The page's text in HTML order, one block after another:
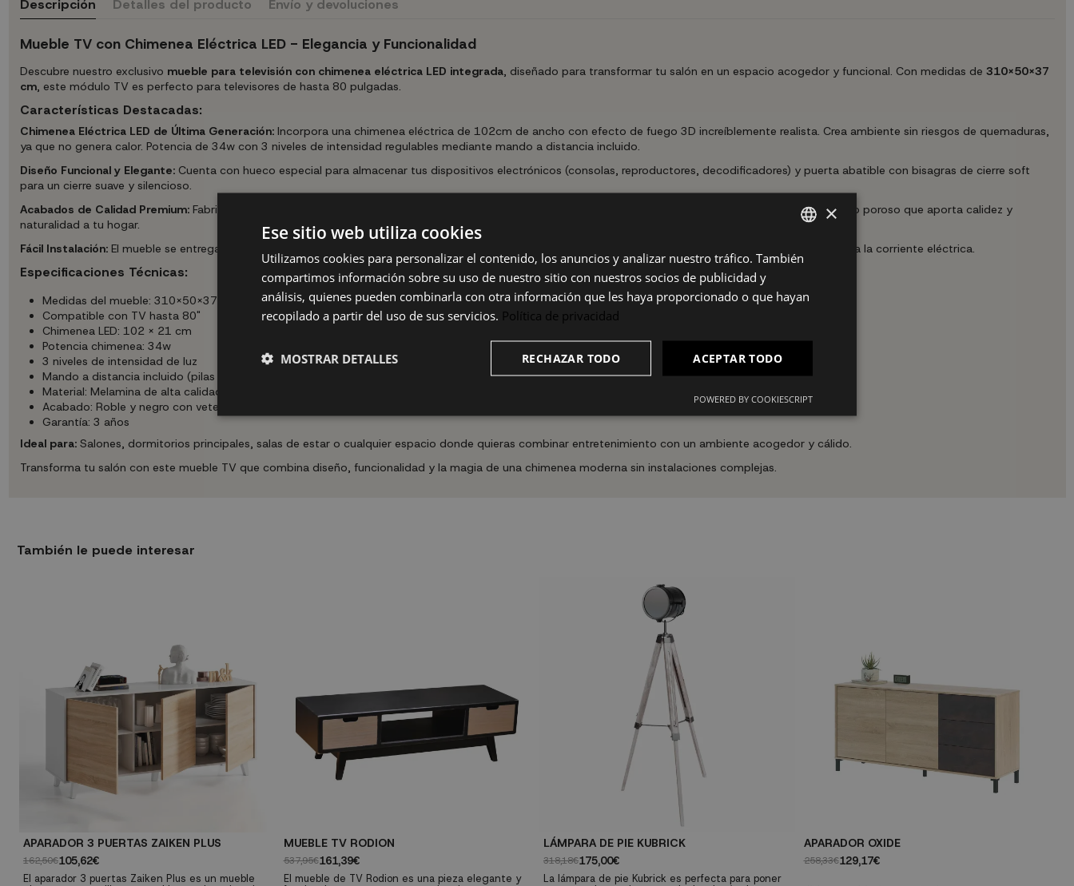
Descripción Detalles del producto Envío y devoluciones
Mueble TV con Chimenea Eléctrica LED - Elegancia y Funcionalidad
Descubre nuestro exclusivo mueble para televisión con chimenea eléctrica LED integrada, diseñado para transformar tu salón en un espacio acogedor y funcional. Con medidas de 310X50X37
cm, este módulo TV es perfecto para televisores de hasta 80 pulgadas.
Características Destacadas:
Chimenea Eléctrica LED de Última Generación:Incorpora una chimenea eléctrica de 102cm de ancho con efecto de fuego 3D increíblemente realista. Crea ambiente sin riesgos de quemaduras,
ya que no genera calor. Potencia de 34w con 3 niveles de intensidad regulables mediante mando a distancia incluido.
Diseño Funcional y Elegante:Cuenta con hueco especial para almacenar tus dispositivos electrónicos (consolas, reproductores, decodificadores) y puerta abatible con bisagras de cierre soft
para un cierre suave y silencioso.
Acabados de Calidad Premium:Fabricado en melamina de alta resistencia con acabado en color roble y negro, presentando un veteado de madera con tacto poroso que aporta calidez y
naturalidad a tu hogar.
Fácil Instalación:El mueble se entrega en bultos fáciles de manejar con instrucciones de montaje. La chimenea eléctrica funciona simplemente conectándola a la corriente eléctrica.
Especificaciones Técnicas:
Medidas del mueble: 310X50X37 cm (Ancho x Alto x Fondo)
Compatible con TV hasta 80"
Chimenea LED: 102 x 21 cm
Potencia chimenea: 34w
3 niveles de intensidad de luz
Mando a distancia incluido (pilas no incluidas)
Material: Melamina de alta calidad
Acabado: Roble y negro con veteado poroso
Garantía: 3 años
Ideal para:Salones, dormitorios principales, salas de estar o cualquier espacio donde quieras combinar entretenimiento con un ambiente acogedor y cálido.
Transforma tu salón con este mueble TV que combina diseño, funcionalidad y la magia de una chimenea moderna sin instalaciones complejas.
También le puede interesar
APARADOR 3 PUERTAS ZAIKEN PLUS
162,50€105,62€
El aparador 3 puertas Zaiken Plus es un mueble
MUEBLE TV RODION
537,95€161,39€
El mueble de TV Rodion es una pieza elegante y
LÁMPARA DE PIE KUBRICK
318,18€175,00€
La lámpara de pie Kubrick es perfecta para poner
APARADOR OXIDE
258,33€129,17€
SPANISH
×
Ese sitio web utiliza cookies
Utilizamos cookies para personalizar el contenido, los anuncios y analizar nuestro tráfico. También
compartimos información sobre su uso de nuestro sitio con nuestros socios de publicidad y
análisis, quienes pueden combinarla con otra información que les haya proporcionado o que hayan
recopilado a partir del uso de sus servicios. Política de privacidad
ACEPTAR TODO
RECHAZAR TODO
MOSTRAR DETALLES
POWERED BY COOKIESCRIPT